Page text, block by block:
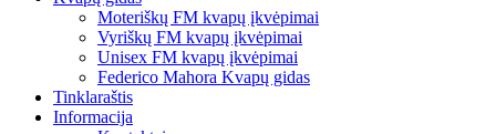
Moteriškų FM kvapų įkvėpimai
Vyriškų FM kvapų įkvėpimai
Unisex FM kvapų įkvėpimai
Federico Mahora Kvapų gidas
Tinklaraštis
Informacija